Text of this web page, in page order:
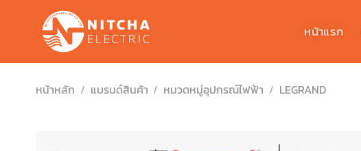
หน้าแรก
หน้าหลัก / แบรนด์สินค้า / หมวดหมู่อุปกรณ์ไฟฟ้า / LEGRAND